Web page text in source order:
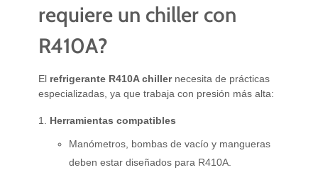
requiere un chiller con
R410A?
El refrigerante R410A chillernecesita de prácticas
especializadas, ya que trabaja con presión más alta:
Herramientas compatibles
Manómetros, bombas de vacío y mangueras
deben estar diseñados para R410A.